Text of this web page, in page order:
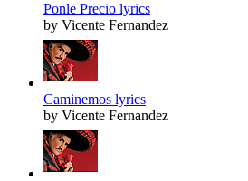
Ponle Precio lyrics
by Vicente Fernandez
Caminemos lyrics
by Vicente Fernandez